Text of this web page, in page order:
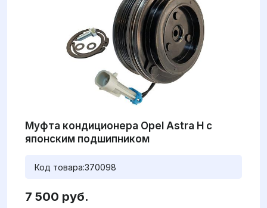
Муфта кондиционера Opel Astra H с
японским подшипником
Код товара:370098
7 500 руб.